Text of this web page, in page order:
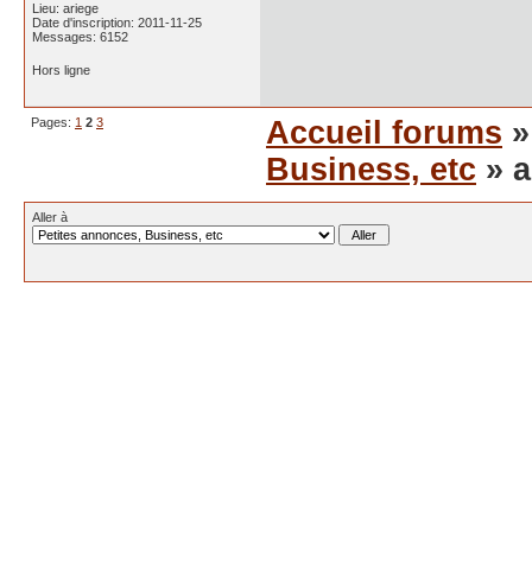
Lieu: ariege
Date d'inscription: 2011-11-25
Messages: 6152
Hors ligne
Pages: 1 2 3 Accueil forums
Business, etc »
Aller à